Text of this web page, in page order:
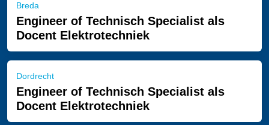
Breda
Engineer of Technisch Specialist als
Docent Elektrotechniek
Dordrecht
Engineer of Technisch Specialist als
Docent Elektrotechniek